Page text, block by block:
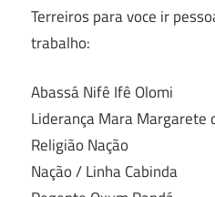
Terreiros para voce ir
trabalho:
Abassá Nifê Ifê Olomi
Liderança Mara Margarete
Religião Nação
Nação / Linha Cabinda